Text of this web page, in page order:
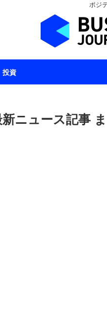
ポジ
ニュース記事
投資